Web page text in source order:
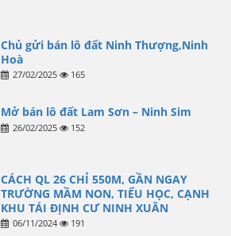
Chủ gửi bán lô đất Ninh Thượng,Ninh
Hoà
27/02/2025 165
Mở bán lô đất Lam Sơn – Ninh Sim
26/02/2025 152
CÁCH QL 26 CHỈ 550M, GẦN NGAY
TRƯỜNG MẦM NON, TIỂU HỌC, CẠNH
KHU TÁI ĐỊNH CƯ NINH XUÂN
06/11/2024 191